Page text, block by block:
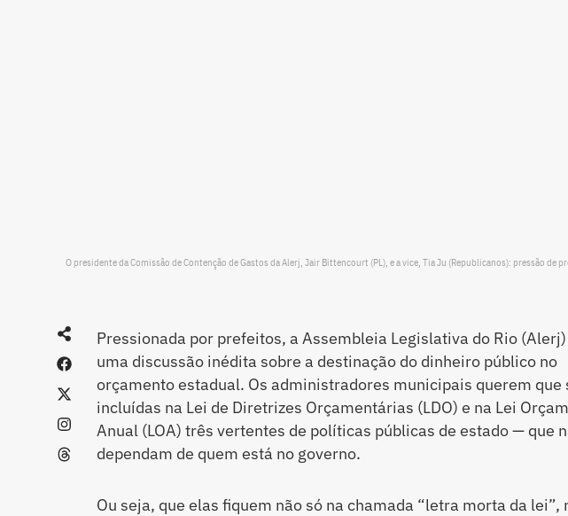
O presidente da Comissão de Contenção de Gastos da Alerj, Jair Bittencourt (PL), e a vice, Tia Ju (Republicanos): pressão
Pressionada por prefeitos, a Assembleia Legislativa do Rio
uma discussão inédita sobre a destinação do dinheiro público no
orçamento estadual. Os administradores municipais querem que
incluídas na Lei de Diretrizes Orçamentárias (LDO) e na Lei
Anual (LOA) três vertentes de políticas públicas de estado — que
dependam de quem está no governo.
Ou seja, que elas fiquem não só na chamada “letra morta da lei”,